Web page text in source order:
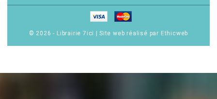
© 2026 - Librairie 7ici Site web réalisé par Ethicweb